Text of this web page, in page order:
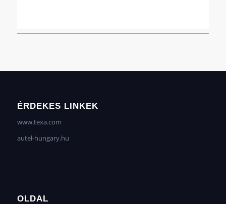
ÉRDEKES LINKEK
www.texa.com
autel-hungary.hu
OLDAL